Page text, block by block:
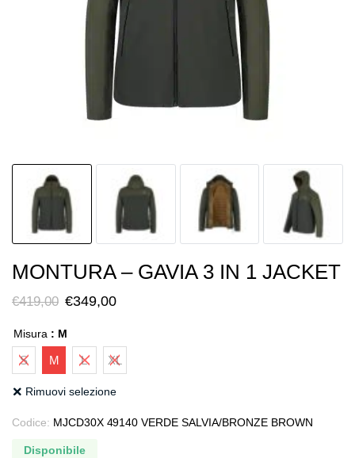
MONTURA – GAVIA 3 IN 1 JACKET
€419,00 Il
originale
era:
€419,00.
€349,00Il
attuale
è:
Misura : M
S M L XL
Rimuovi selezione
Codice: MJCD30X 49140 VERDE SALVIA/BRONZE BROWN
Disponibile